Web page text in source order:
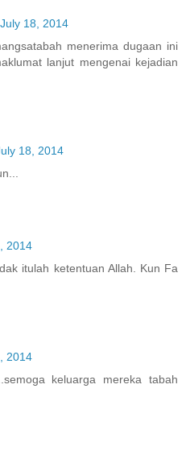
18, 2014
menerima dugaan ini
lanjut mengenai kejadian
18, 2014
2014
itulah ketentuan Allah. Kun Fa
2014
keluarga mereka tabah